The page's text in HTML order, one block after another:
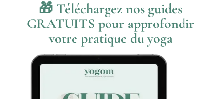
🎁 Téléchargez nos guides
GRATUITS pour approfondir
votre pratique du yoga